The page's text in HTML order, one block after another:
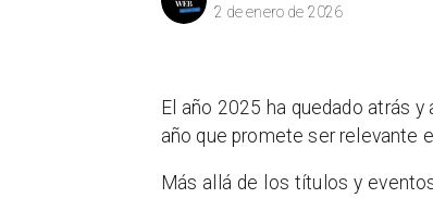
2 de enero de 2026
El año 2025 ha quedado atrás
año que promete ser relevante
Más allá de los títulos y